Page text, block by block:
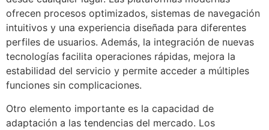
ofrecen procesos optimizados, sistemas de navegación
intuitivos y una experiencia diseñada para diferentes
perfiles de usuarios. Además, la integración de nuevas
tecnologías facilita operaciones rápidas, mejora la
estabilidad del servicio y permite acceder a múltiples
funciones sin complicaciones.
Otro elemento importante es la capacidad de
adaptación a las tendencias del mercado. Los